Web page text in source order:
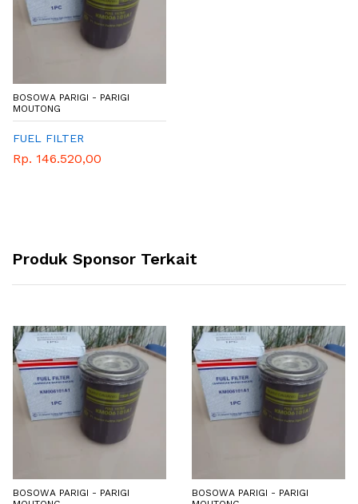
BOSOWA PARIGI - PARIGI
MOUTONG
FUEL FILTER
Rp. 146.520,00
Produk Sponsor Terkait
BOSOWA PARIGI - PARIGI
BOSOWA PARIGI - PARIGI